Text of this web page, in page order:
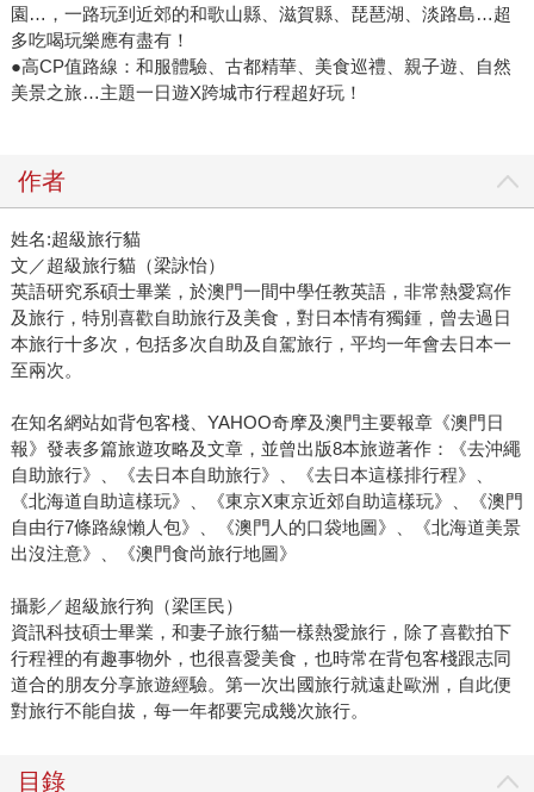
園…，一路玩到近郊的和歌山縣、滋賀縣、琵琶湖、淡路島…超
多吃喝玩樂應有盡有！
●高CP值路線：和服體驗、古都精華、美食巡禮、親子遊、自然
美景之旅…主題一日遊X跨城市行程超好玩！
作者
姓名:超級旅行貓
文／超級旅行貓（梁詠怡）
英語研究系碩士畢業，於澳門一間中學任教英語，非常熱愛寫作
及旅行，特別喜歡自助旅行及美食，對日本情有獨鍾，曾去過日
本旅行十多次，包括多次自助及自駕旅行，平均一年會去日本一
至兩次。
在知名網站如背包客棧、YAHOO奇摩及澳門主要報章《澳門日
報》發表多篇旅遊攻略及文章，並曾出版8本旅遊著作：《去沖繩
自助旅行》、《去日本自助旅行》、《去日本這樣排行程》、
《北海道自助這樣玩》、《東京X東京近郊自助這樣玩》、《澳門
自由行7條路線懶人包》、《澳門人的口袋地圖》、《北海道美景
出沒注意》、《澳門食尚旅行地圖》
攝影／超級旅行狗（梁匡民）
資訊科技碩士畢業，和妻子旅行貓一樣熱愛旅行，除了喜歡拍下
行程裡的有趣事物外，也很喜愛美食，也時常在背包客棧跟志同
道合的朋友分享旅遊經驗。第一次出國旅行就遠赴歐洲，自此便
對旅行不能自拔，每一年都要完成幾次旅行。
目錄